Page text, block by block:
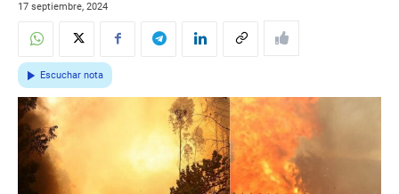
17 septiembre, 2024
Escuchar nota